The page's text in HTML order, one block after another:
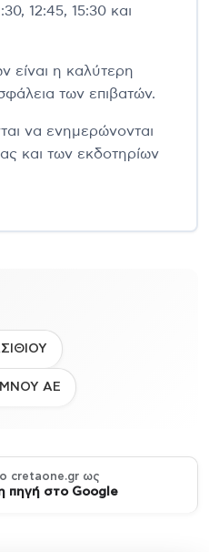
12:45, 15:30 και
είναι η καλύτερη
των επιβατών.
να ενημερώνονται
και των εκδοτηρίων
ΑΕ
cretaone.gr ως
πηγή στο Google